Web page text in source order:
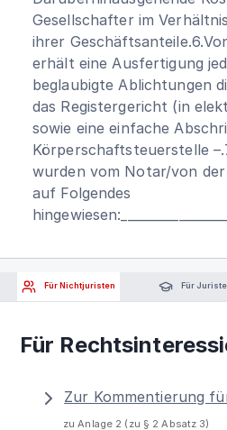
Gesellschafter im
ihrer
erhält eine Ausfertigung
beglaubigte Ablichtungen
das Registergericht (in
sowie eine einfache
Körperschaftsteuerstelle
wurden vom Notar/von
auf Folgendes
Für Nichtjuristen Für
Für
Zur Kommentierung
zu Anlage 2 (zu § 2 Absatz 3)